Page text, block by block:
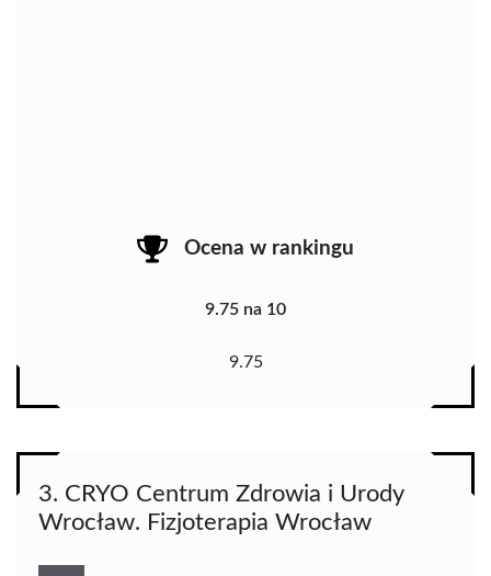
Ocena w rankingu
9.75 na 10
9.75
3. CRYO Centrum Zdrowia i Urody
Wrocław. Fizjoterapia Wrocław